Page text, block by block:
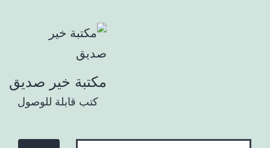
مكتبة خير صديق
كتب قابلة للوصول
ابحث في المكتبة: